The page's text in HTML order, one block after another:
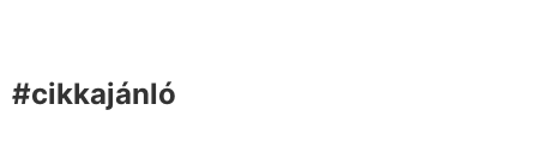
#cikkajánló